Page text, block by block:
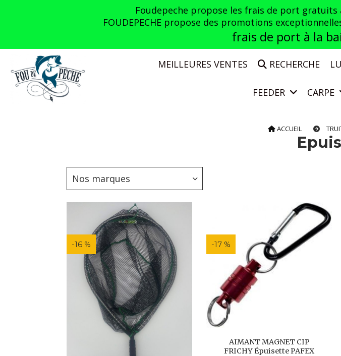
Foudepeche propose les frais de port gratuits
FOUDEPECHE propose des promotions
frais de port à la
MEILLEURES VENTES RECHERCHE
FEEDER CARPE
ACCUEIL
Nos marques
-16 % -17 %
AIMANT MAGNET CIP
FRICHY Épuisette PAFEX